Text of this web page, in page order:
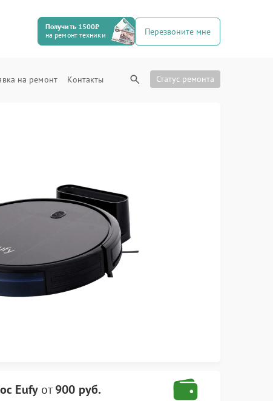
Получить 1500₽
на ремонт техники
Перезвоните мне
на ремонт Контакты Статус ремонта
Eufyот900 руб.